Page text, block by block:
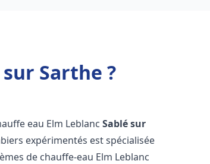
Sarthe ?
eau Elm LeblancSablé sur
expérimentés est spécialisée
de chauffe-eau Elm Leblanc